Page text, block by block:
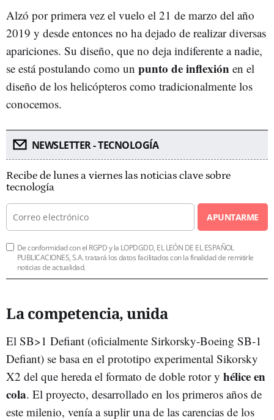
Alzó por primera vez el vuelo el 21 de marzo del año
2019 y desde entonces no ha dejado de realizar diversas
apariciones. Su diseño, que no deja indiferente a nadie,
se está postulando como un punto de inflexión en el
diseño de los helicópteros como tradicionalmente los
conocemos.
NEWSLETTER - TECNOLOGÍA
Recibe de lunes a viernes las noticias clave sobre
tecnología
APUNTARME
De conformidad con el RGPD y la LOPDGDD, EL LEÓN DE EL ESPAÑOL
PUBLICACIONES, S.A. tratará los datos facilitados con la finalidad de remitirle
noticias de actualidad.
La competencia, unida
El SB>1 Defiant (oficialmente Sirkorsky-Boeing SB-1
Defiant) se basa en el prototipo experimental Sikorsky
X2 del que hereda el formato de doble rotor y hélice en
cola. El proyecto, desarrollado en los primeros años de
este milenio, venía a suplir una de las carencias de los